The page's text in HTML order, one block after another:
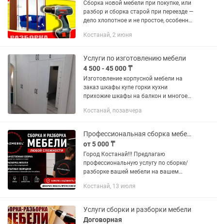
Сборка новой мебели при покупке, или
разбор и сборка старой при переезде —
дело хлопотное и не простое, особенно
опыта в этом трудном и тонком деле. И
Костанай, 2 июня
Услуги по изготовлению мебели
4 500 - 45 000 ₸
Изготовление корпусной мебели на
заказ шкафы купе горки кухни
прихожие шкафы на балкон и многое
Костанай, позавчера
Профессиональная сборка мебели
от 5 000 ₸
Город Костанай!!! Предлагаю
профессиональную услугу по сборке/
разборке вашей мебели на вашем
стеллажи; - сборка офисной мебели; -
Костанай, 13 июля
Услуги сборки и разборки мебели
Договорная